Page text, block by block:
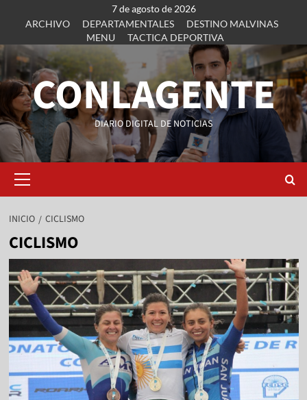
7 de agosto de 2026
ARCHIVO
DEPARTAMENTALES
DESTINO MALVINAS
MENU
TACTICA DEPORTIVA
CONLAGENTE
DIARIO DIGITAL DE NOTICIAS
INICIO CICLISMO
CICLISMO